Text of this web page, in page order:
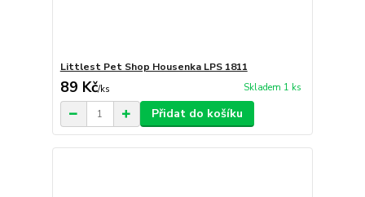
Littlest Pet Shop Housenka LPS 1811
89 Kč/ks Skladem 1 ks
Přidat do košíku